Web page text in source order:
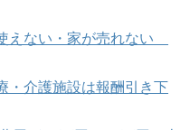
えない・家が売れない
介護施設は報酬引き下